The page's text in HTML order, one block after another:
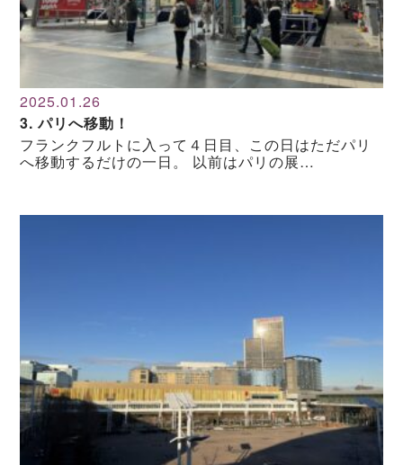
2025.01.26
3. パリへ移動！
フランクフルトに入って４日目、この日はただパリ
へ移動するだけの一日。 以前はパリの展…